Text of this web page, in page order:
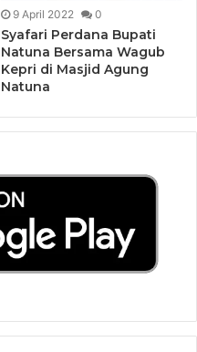
9 April 2022 0
Syafari Perdana Bupati
Natuna Bersama Wagub
Kepri di Masjid Agung
Natuna